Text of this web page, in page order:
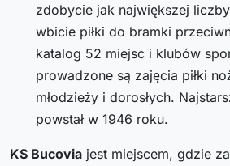
zdobycie jak największej
wbicie piłki do bramki
katalog 52 miejsc i klubów
prowadzone są zajęcia piłki
młodzieży i dorosłych.
powstał w 1946 roku.
KS Bucovia jest miejscem, gdzie